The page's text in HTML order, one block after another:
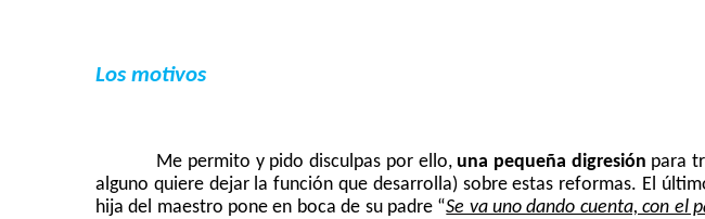
Los motivos
Me permito y pido disculpas por ello, una pequeña digresión para
alguno quiere dejar la función que desarrolla) sobre estas reformas. El
hija del maestro pone en boca de su padre “Se va uno dando cuenta, con el